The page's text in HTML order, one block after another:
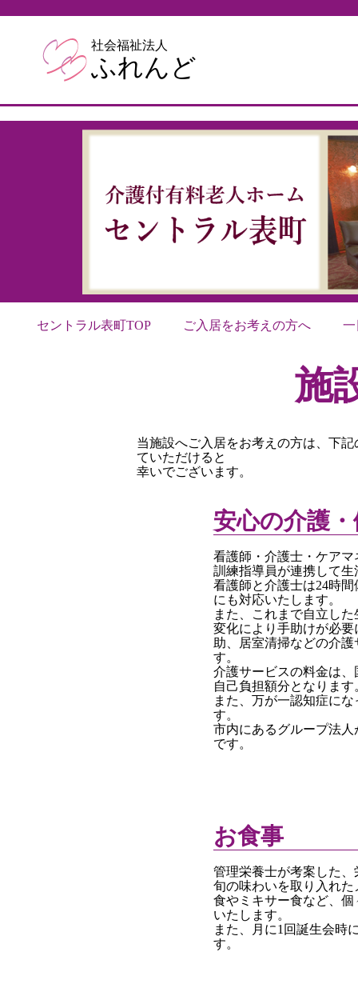
社会福祉法人
ふれんど
セントラル表町TOP ご入居をお考えの方へ
施
当施設へご入居をお考えの方は、下
ていただけると
幸いでございます。
安心の介護
看護師・介護士・ケア
訓練指導員が連携して
看護師と介護士は24時
にも対応いたします。
また、これまで自立し
変化により手助けが必
助、居室清掃などの介
す。
介護サービスの料金は
自己負担額分となります
また、万が一認知症に
す。
市内にあるグループ法
です。
お食事
管理栄養士が考案した
旬の味わいを取り入れ
食やミキサー食など、
いたします。
また、月に1回誕生会時
す。